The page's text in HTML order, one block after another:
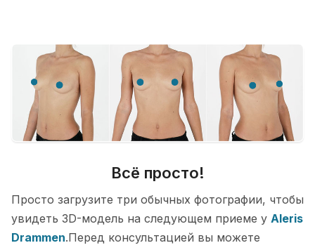
Всё просто!
Просто загрузите три обычных фотографии, чтобы
увидеть 3D-модель на следующем приеме у Aleris
Drammen.Перед консультацией вы можете